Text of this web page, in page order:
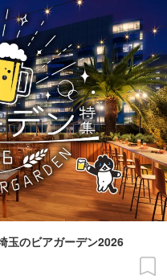
玉のビアガーデン2026